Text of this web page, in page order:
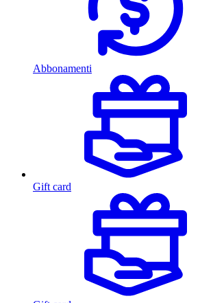
Abbonamenti
Gift card